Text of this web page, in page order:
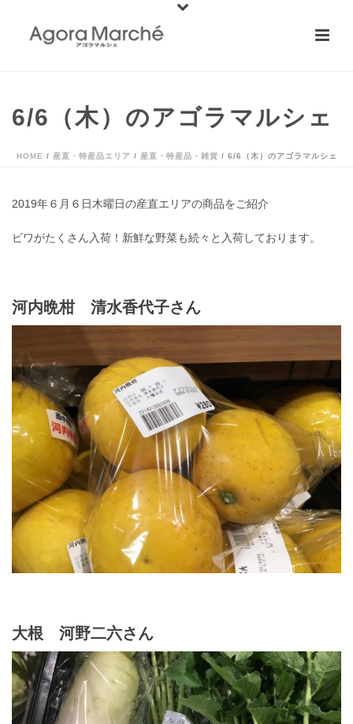
6/6（木）のアゴラマルシェ
HOME / 産直・特産品エリア / 産直・特産品・雑貨 / 6/6（木）のアゴラマルシェ
2019年６月６日木曜日の産直エリアの商品をご紹介
ビワがたくさん入荷！新鮮な野菜も続々と入荷しております。
河内晩柑 清水香代子さん
大根 河野二六さん